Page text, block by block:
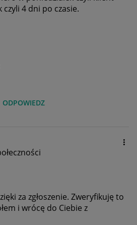
4 dni po czasie.
ODPOWIEDZ
za zgłoszenie. Zweryfikuję to
i wrócę do Ciebie z